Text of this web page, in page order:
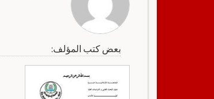
بعض كتب المؤلف: